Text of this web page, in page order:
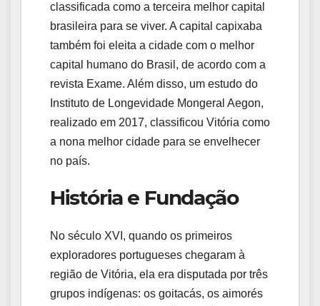
classificada como a terceira melhor capital
brasileira para se viver. A capital capixaba
também foi eleita a cidade com o melhor
capital humano do Brasil, de acordo com a
revista Exame. Além disso, um estudo do
Instituto de Longevidade Mongeral Aegon,
realizado em 2017, classificou Vitória como
a nona melhor cidade para se envelhecer
no país.
História e Fundação
No século XVI, quando os primeiros
exploradores portugueses chegaram à
região de Vitória, ela era disputada por três
grupos indígenas: os goitacás, os aimorés